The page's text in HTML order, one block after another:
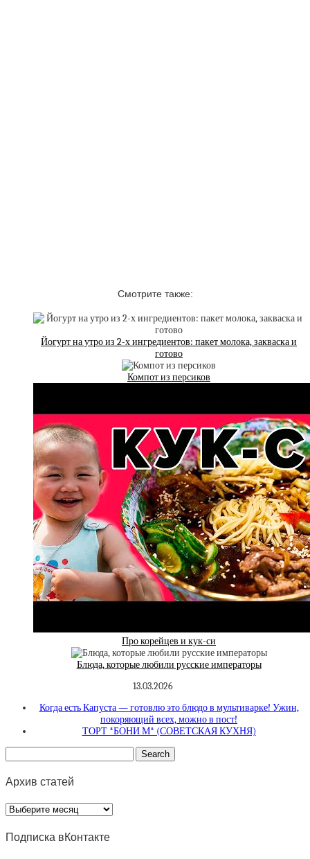
Смотрите также:
Йогурт на утро из 2-х ингредиентов: пакет молока, закваска и
готово
Компот из персиков
Про корейцев и кук-си
Блюда, которые любили русские императоры
13.03.2026
Когда есть Капуста — готовлю это блюдо в мультиварке! Ужин,
покоряющий всех, можно в пост!
ТОРТ *БОНИ М* (СОВЕТСКАЯ КУХНЯ)
Архив статей
Архив
статей
Подписка вКонтакте